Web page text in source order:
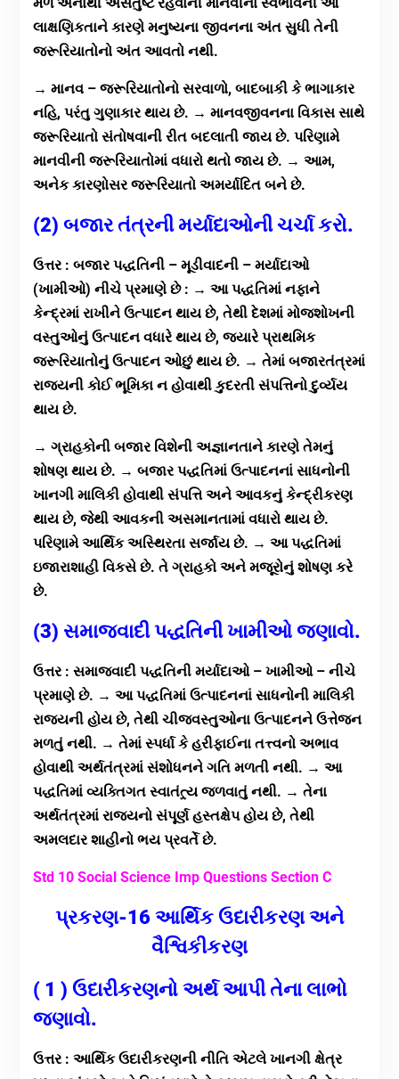
લાક્ષણિકતાને કારણે મનુષ્યના જીવનના અંત સુધી તેની
જરૂરિયાતોનો અંત આવતો નથી.
→ માનવ – જરૂરિયાતોનો સરવાળો, બાદબાકી કે ભાગાકાર
નહિ, પરંતુ ગુણાકાર થાય છે. → માનવજીવનના વિકાસ સાથે
જરૂરિયાતો સંતોષવાની રીત બદલાતી જાય છે. પરિણામે
માનવીની જરૂરિયાતોમાં વધારો થતો જાય છે. → આમ,
અનેક કારણોસર જરૂરિયાતો અમર્યાદિત બને છે.
(2) બજાર તંત્રની મર્યાદાઓની ચર્ચા કરો.
ઉત્તર : બજાર પદ્ધતિની – મૂડીવાદની – મર્યાદાઓ
(ખામીઓ) નીચે પ્રમાણે છે : → આ પદ્ધતિમાં નફાને
કેન્દ્રમાં રાખીને ઉત્પાદન થાય છે, તેથી દેશમાં મોજશોખની
વસ્તુઓનું ઉત્પાદન વધારે થાય છે, જ્યારે પ્રાથમિક
જરૂરિયાતોનું ઉત્પાદન ઓછું થાય છે. → તેમાં બજારતંત્રમાં
રાજ્યની કોઈ ભૂમિકા ન હોવાથી કુદરતી સંપત્તિનો દુર્વ્યય
થાય છે.
→ ગ્રાહકોની બજાર વિશેની અજ્ઞાનતાને કારણે તેમનું
શોષણ થાય છે. → બજાર પદ્ધતિમાં ઉત્પાદનનાં સાધનોની
ખાનગી માલિકી હોવાથી સંપત્તિ અને આવકનું કેન્દ્રીકરણ
થાય છે, જેથી આવકની અસમાનતામાં વધારો થાય છે.
પરિણામે આર્થિક અસ્થિરતા સર્જાય છે. → આ પદ્ધતિમાં
ઇજારાશાહી વિકસે છે. તે ગ્રાહકો અને મજૂરોનું શોષણ કરે
છે.
(3) સમાજવાદી પદ્ધતિની ખામીઓ જણાવો.
ઉત્તર : સમાજવાદી પદ્ધતિની મર્યાદાઓ – ખામીઓ – નીચે
પ્રમાણે છે. → આ પદ્ધતિમાં ઉત્પાદનનાં સાધનોની માલિકી
રાજ્યની હોય છે, તેથી ચીજવસ્તુઓના ઉત્પાદનને ઉત્તેજન
મળતું નથી. → તેમાં સ્પર્ધા કે હરીફાઈના તત્ત્વનો અભાવ
હોવાથી અર્થતંત્રમાં સંશોધનને ગતિ મળતી નથી. → આ
પદ્ધતિમાં વ્યક્તિગત સ્વાતંત્ર્ય જળવાતું નથી. → તેના
અર્થતંત્રમાં રાજ્યનો સંપૂર્ણ હસ્તક્ષેપ હોય છે, તેથી
અમલદાર શાહીનો ભય પ્રવર્તે છે.
Std 10 Social Science Imp Questions Section C
પ્રકરણ-16 આર્થિક ઉદારીકરણ અને
વૈશ્વિકીકરણ
( 1 ) ઉદારીકરણનો અર્થ આપી તેના લાભો
જણાવો.
ઉત્તર : આર્થિક ઉદારીકરણની નીતિ એટલે ખાનગી ક્ષેત્ર